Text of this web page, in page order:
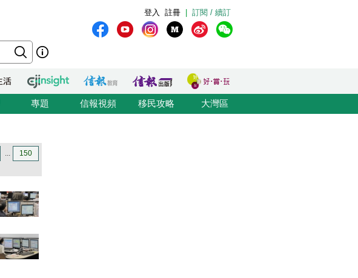
訂閱 / 續訂
註冊
登入
專題 信報視頻 移民攻略 大灣區
... 150